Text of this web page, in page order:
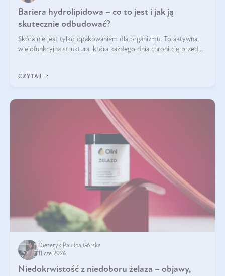
Bariera hydrolipidowa – co to jest i jak ją
skutecznie odbudować?
Skóra nie jest tylko opakowaniem dla organizmu. To aktywna,
wielofunkcyjna struktura, która każdego dnia chroni cię przed
bariera hydrolipidowa.
CZYTAJ
Dietetyk Paulina Górska
11 cze 2026
Niedokrwistość z niedoboru żelaza – objawy,